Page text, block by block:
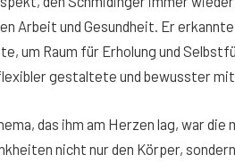
Arbeit und Gesundheit. Er
um Raum für Erholung und
gestaltete und bewusster
das ihm am Herzen lag, war
nicht nur den Körper,